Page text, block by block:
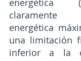
energética
energética
una limitación
inferior a la